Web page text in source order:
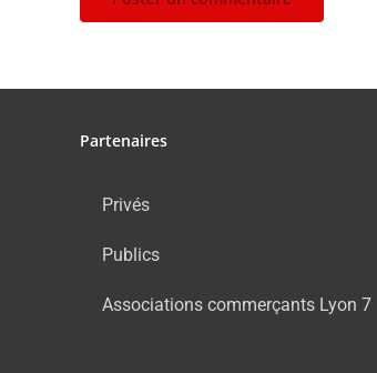
Partenaires
Privés
Publics
Associations commerçants Lyon 7